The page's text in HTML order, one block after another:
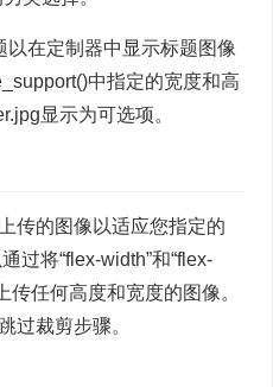
以在定制器中显示标题图像
中指定的宽度和高
显示为可选项。
传的图像以适应您指定的
过将“flex-width”和“flex-
传任何高度和宽度的图像。
过裁剪步骤。